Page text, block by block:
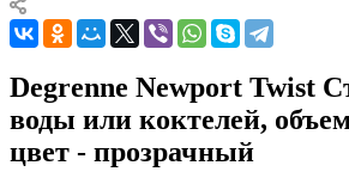
Degrenne Newport Twist
воды или коктелей,
цвет - прозрачный